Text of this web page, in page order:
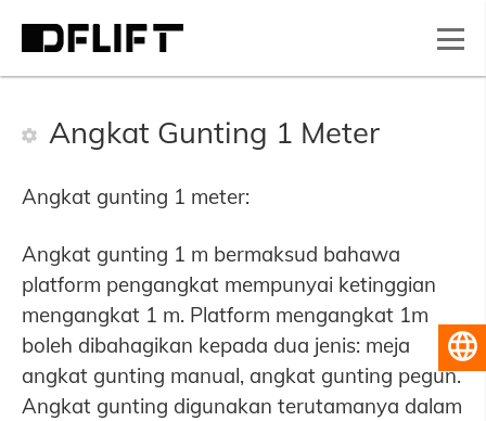
Angkat Gunting 1 Meter
Angkat gunting 1 meter:
Angkat gunting 1 m bermaksud bahawa
platform pengangkat mempunyai ketinggian
mengangkat 1 m. Platform mengangkat 1m
boleh dibahagikan kepada dua jenis: meja
angkat gunting manual, angkat gunting pegun.
Angkat gunting digunakan terutamanya dalam
Bahasa Melayu